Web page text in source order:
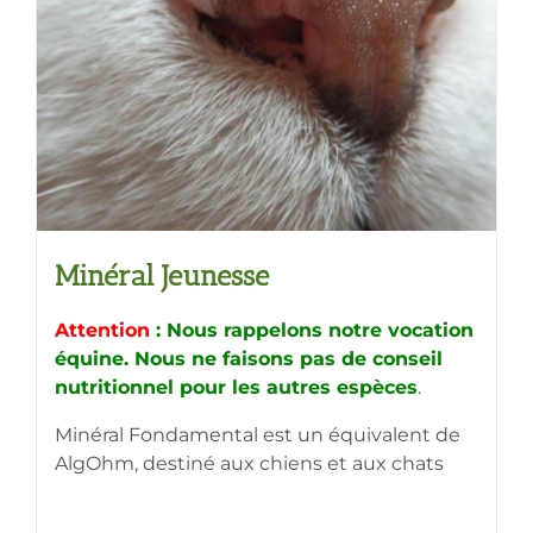
Minéral Jeunesse
Attention : Nous rappelons notre vocation
équine. Nous ne faisons pas de conseil
nutritionnel pour les autres espèces.
Minéral Fondamental est un équivalent de
AlgOhm, destiné aux chiens et aux chats